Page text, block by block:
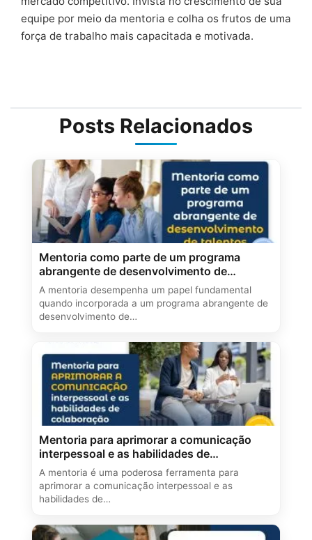
equipe por meio da mentoria e colha os frutos de uma
força de trabalho mais capacitada e motivada.
Posts Relacionados
Mentoria como parte de um programa
abrangente de desenvolvimento de
talentos!
A mentoria desempenha um papel fundamental
quando incorporada a um programa abrangente de
desenvolvimento de…
Mentoria para aprimorar a comunicação
interpessoal e as habilidades de
colaboração
A mentoria é uma poderosa ferramenta para
aprimorar a comunicação interpessoal e as
habilidades de…